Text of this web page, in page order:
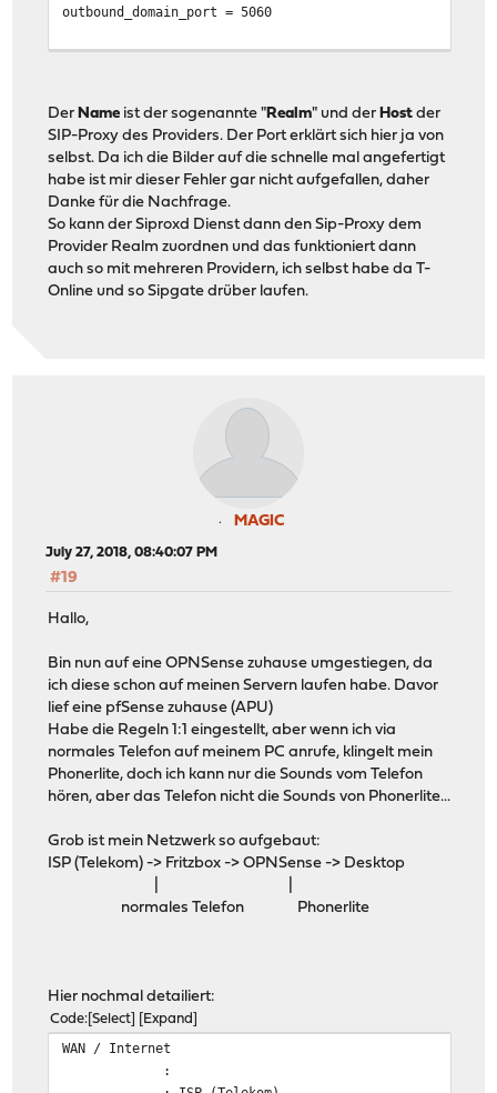
outbound_domain_port = 5060
Der Name ist der sogenannte " Realm" und der Host der
SIP-Proxy des Providers. Der Port erklärt sich hier ja von
selbst. Da ich die Bilder auf die schnelle mal angefertigt
habe ist mir dieser Fehler gar nicht aufgefallen, daher
Danke für die Nachfrage.
So kann der Siproxd Dienst dann den Sip-Proxy dem
Provider Realm zuordnen und das funktioniert dann
auch so mit mehreren Providern, ich selbst habe da T-
Online und so Sipgate drüber laufen.
MAGIC
July 27, 2018, 08:40:07 PM
#19
Hallo,
Bin nun auf eine OPNSense zuhause umgestiegen, da
ich diese schon auf meinen Servern laufen habe. Davor
lief eine pfSense zuhause (APU)
Habe die Regeln 1:1 eingestellt, aber wenn ich via
normales Telefon auf meinem PC anrufe, klingelt mein
Phonerlite, doch ich kann nur die Sounds vom Telefon
hören, aber das Telefon nicht die Sounds von Phonerlite...
Grob ist mein Netzwerk so aufgebaut:
ISP (Telekom) -> Fritzbox -> OPNSense -> Desktop
normales Telefon Phonerlite
Hier nochmal detailiert:
Code Select Expand
WAN / Internet
: